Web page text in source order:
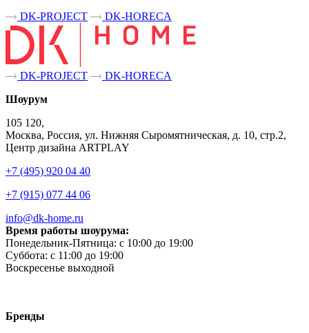
DK-PROJECT
DK-HORECA
DK-PROJECT
DK-HORECA
Шоурум
105 120,
Москва, Россия, ул. Нижняя Сыромятническая, д. 10, стр.2,
Центр дизайна ARTPLAY
+7 (495) 920 04 40
+7 (915) 077 44 06
info@dk-home.ru
Время работы шоурума:
Понедельник-Пятница: c 10:00 до 19:00
Суббота: c 11:00 до 19:00
Воскресенье выходной
Бренды